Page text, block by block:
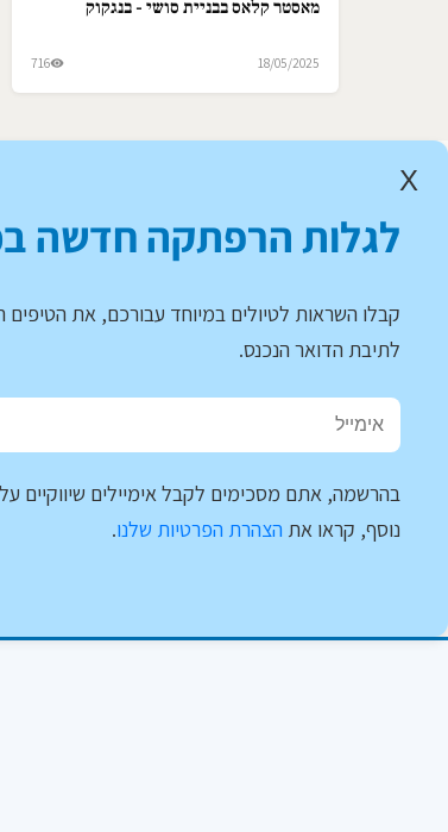
מאסטר קלאס בבניית סושי - בנגקוק
18/05/2025
716
X
לגלות הרפתקה חדשה
קבלו השראות לטיולים במיוחד עבורכם, את הטיפים
לתיבת הדואר הנכנס.
בהרשמה, אתם מסכימים לקבל אימיילים שיווקיים
נוסף, קראו את הצהרת הפרטיות שלנו.